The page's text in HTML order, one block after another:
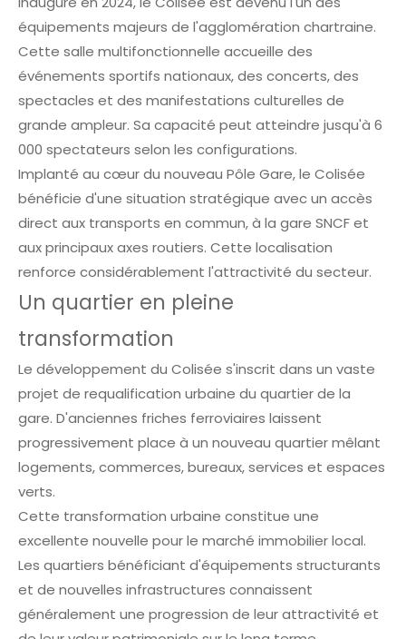
équipements majeurs de l'agglomération chartraine.
Cette salle multifonctionnelle accueille des
événements sportifs nationaux, des concerts, des
spectacles et des manifestations culturelles de
grande ampleur. Sa capacité peut atteindre jusqu'à 6
000 spectateurs selon les configurations.
Implanté au cœur du nouveau Pôle Gare, le Colisée
bénéficie d'une situation stratégique avec un accès
direct aux transports en commun, à la gare SNCF et
aux principaux axes routiers. Cette localisation
renforce considérablement l'attractivité du secteur.
Un quartier en pleine
transformation
Le développement du Colisée s'inscrit dans un vaste
projet de requalification urbaine du quartier de la
gare. D'anciennes friches ferroviaires laissent
progressivement place à un nouveau quartier mêlant
logements, commerces, bureaux, services et espaces
verts.
Cette transformation urbaine constitue une
excellente nouvelle pour le marché immobilier local.
Les quartiers bénéficiant d'équipements structurants
et de nouvelles infrastructures connaissent
généralement une progression de leur attractivité et